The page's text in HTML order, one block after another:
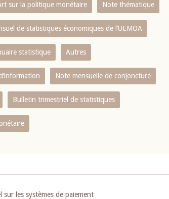
sur la politique monétaire Note thématique
de statistiques économiques de l‘UEMOA
statistique Autres
Note mensuelle de conjoncture
Bulletin trimestriel de statistiques
sur les systèmes de paiement